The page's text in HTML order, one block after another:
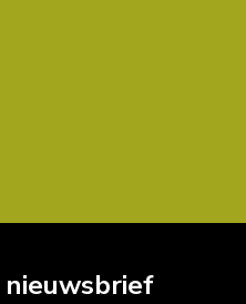
nieuwsbrief